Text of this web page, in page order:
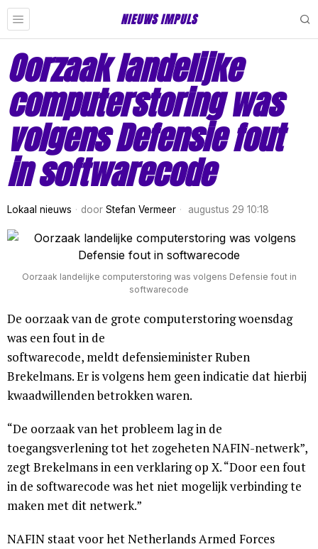
NIEUWS IMPULS
Oorzaak landelijke
computerstoring was
volgens Defensie fout
in softwarecode
Lokaal nieuws door Stefan Vermeer augustus 29 10:18
Oorzaak landelijke computerstoring was volgens Defensie fout in
softwarecode
De oorzaak van de grote computerstoring woensdag
was een fout in de
softwarecode, meldt defensieminister Ruben
Brekelmans. Er is volgens hem geen indicatie dat hierbij
kwaadwillenden betrokken waren.
“De oorzaak van het probleem lag in de
toegangsverlening tot het zogeheten NAFIN-netwerk”,
zegt Brekelmans in een verklaring op X. “Door een fout
in de softwarecode was het niet mogelijk verbinding te
maken met dit netwerk.”
NAFIN staat voor het Netherlands Armed Forces